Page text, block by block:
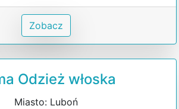
Zobacz
Odzież włoska
Miasto: Luboń